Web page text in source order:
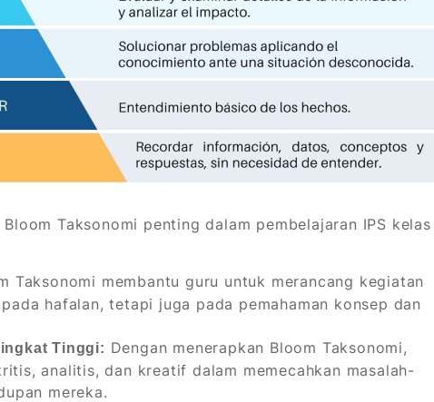
Taksonomi penting dalam pembelajaran IPS kelas
Taksonomi membantu guru untuk merancang kegiatan
hafalan, tetapi juga pada pemahaman konsep dan
Tinggi: Dengan menerapkan Bloom Taksonomi,
analitis, dan kreatif dalam memecahkan masalah-
mereka.